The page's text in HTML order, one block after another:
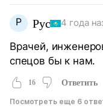
Р Рус 4 года
Врачей,
спецов бы к нам.
16 Ответить
Посмотреть еще 6